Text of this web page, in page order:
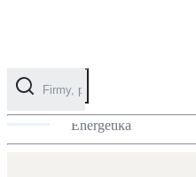
Renovační pas
Energetika